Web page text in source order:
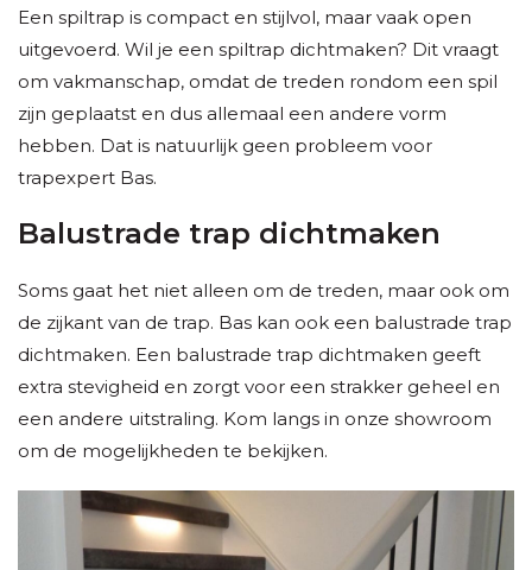
Een spiltrap is compact en stijlvol, maar vaak open
uitgevoerd. Wil je een spiltrap dichtmaken? Dit vraagt
om vakmanschap, omdat de treden rondom een spil
zijn geplaatst en dus allemaal een andere vorm
hebben. Dat is natuurlijk geen probleem voor
trapexpert Bas.
Balustrade trap dichtmaken
Soms gaat het niet alleen om de treden, maar ook om
de zijkant van de trap. Bas kan ook een balustrade trap
dichtmaken. Een balustrade trap dichtmaken geeft
extra stevigheid en zorgt voor een strakker geheel en
een andere uitstraling. Kom langs in onze showroom
om de mogelijkheden te bekijken.